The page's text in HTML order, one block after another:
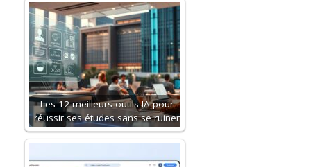
Les 12 meilleurs outils IA pour
réussir ses études sans se ruiner